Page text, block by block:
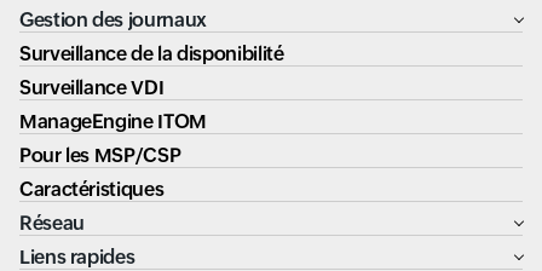
Gestion des journaux
Surveillance de la disponibilité
Surveillance VDI
ManageEngine ITOM
Pour les MSP/CSP
Caractéristiques
Réseau
Liens rapides